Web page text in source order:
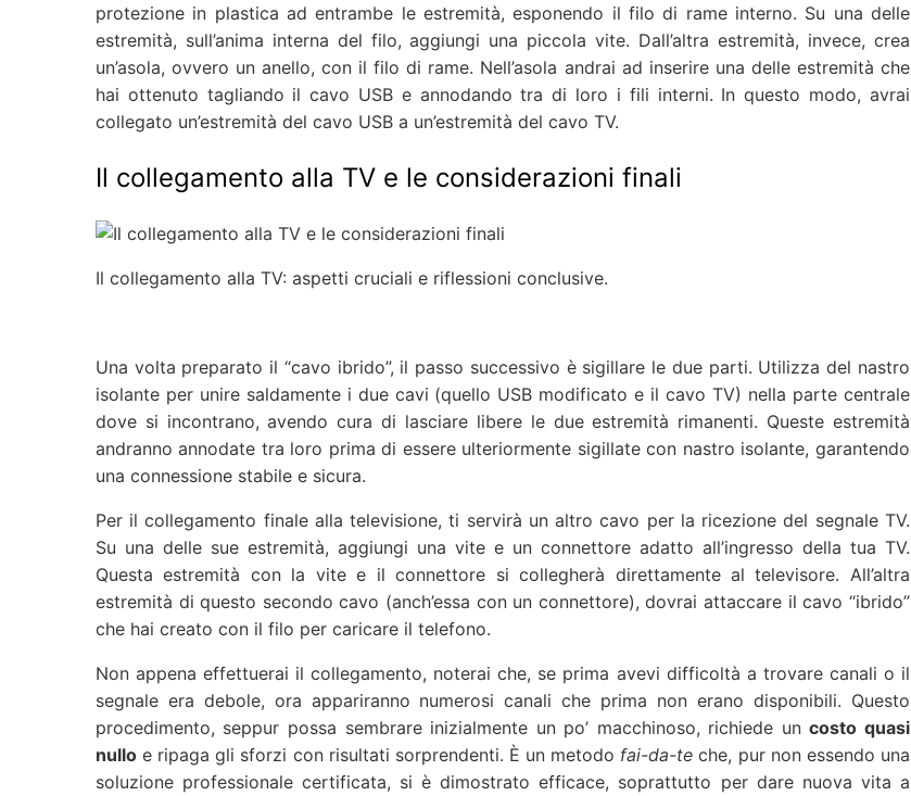
protezione in plastica ad entrambe le estremità, esponendo il filo di rame interno. Su una delle
estremità, sull’anima interna del filo, aggiungi una piccola vite. Dall’altra estremità, invece, crea
un’asola, ovvero un anello, con il filo di rame. Nell’asola andrai ad inserire una delle estremità che
hai ottenuto tagliando il cavo USB e annodando tra di loro i fili interni. In questo modo, avrai
collegato un’estremità del cavo USB a un’estremità del cavo TV.
Il collegamento alla TV e le considerazioni finali
Il collegamento alla TV: aspetti cruciali e riflessioni conclusive.
Una volta preparato il “cavo ibrido”, il passo successivo è sigillare le due parti. Utilizza del nastro
isolante per unire saldamente i due cavi (quello USB modificato e il cavo TV) nella parte centrale
dove si incontrano, avendo cura di lasciare libere le due estremità rimanenti. Queste estremità
andranno annodate tra loro prima di essere ulteriormente sigillate con nastro isolante, garantendo
una connessione stabile e sicura.
Per il collegamento finale alla televisione, ti servirà un altro cavo per la ricezione del segnale TV.
Su una delle sue estremità, aggiungi una vite e un connettore adatto all’ingresso della tua TV.
Questa estremità con la vite e il connettore si collegherà direttamente al televisore. All’altra
estremità di questo secondo cavo (anch’essa con un connettore), dovrai attaccare il cavo “ibrido”
che hai creato con il filo per caricare il telefono.
Non appena effettuerai il collegamento, noterai che, se prima avevi difficoltà a trovare canali o il
segnale era debole, ora appariranno numerosi canali che prima non erano disponibili. Questo
procedimento, seppur possa sembrare inizialmente un po’ macchinoso, richiede uncosto quasi
nulloe ripaga gli sforzi con risultati sorprendenti. È un metodo fai-da-te che, pur non essendo una
soluzione professionale certificata, si è dimostrato efficace, soprattutto per dare nuova vita a